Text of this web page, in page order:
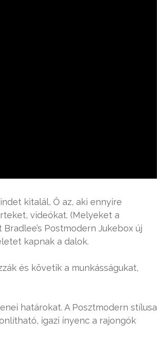
kitalál, Ő az, aki ennyire
videókat. (Melyeket a
Postmodern Jukebox új
kapnak a dalok.
és követik a munkásságukat,
határokat. A Posztmodern stílusa
igazi ínyenc a rajongók